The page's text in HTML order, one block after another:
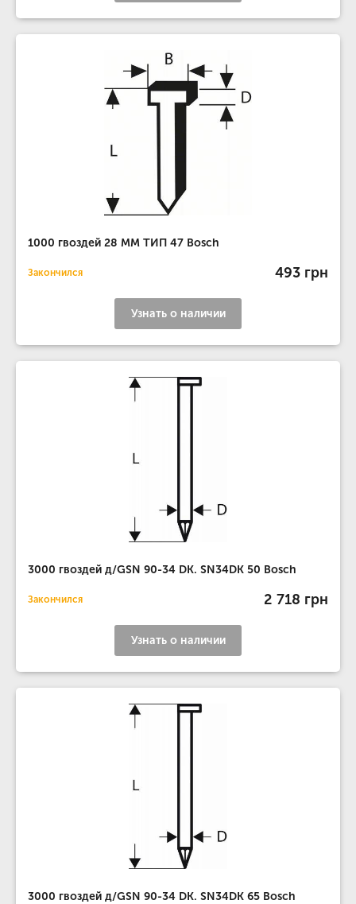
1000 гвоздей 28 ММ ТИП 47 Bosch
Закончился 493 грн
Узнать о наличии
3000 гвоздей д/GSN 90-34 DK. SN34DK 50 Bosch
Закончился 2 718 грн
Узнать о наличии
3000 гвоздей д/GSN 90-34 DK. SN34DK 65 Bosch